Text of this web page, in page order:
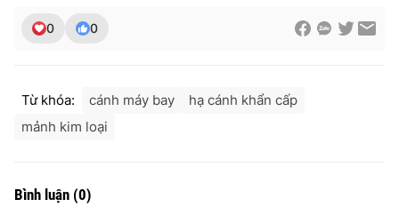
0 0
Từ khóa: cánh máy bay
hạ cánh khẩn cấp
mảnh kim loại
Bình luận (0)